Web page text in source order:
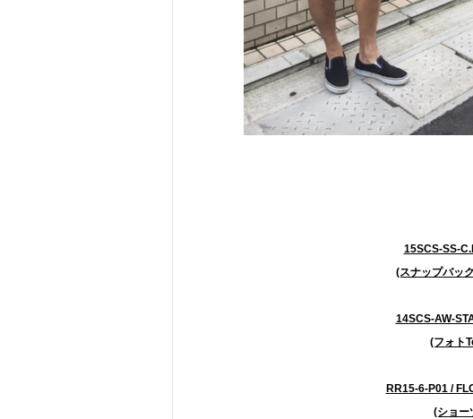
15SCS-SS-
(スナップバッ
14SCS-AW-
(フォト
RR15-6-P01 /
(ショー